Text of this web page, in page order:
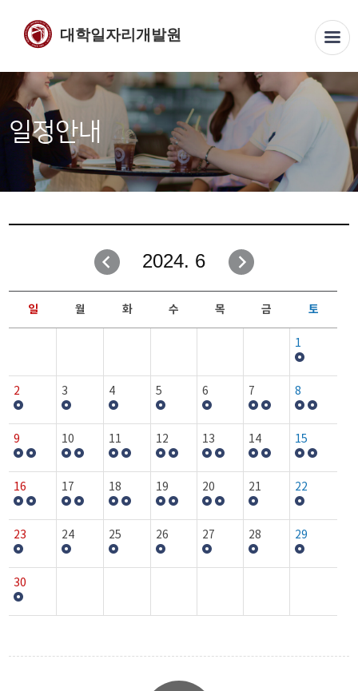
대학일자리개발원
일정안내
2024. 6
일 월 화 수 목 금 토
1
2 3 4 5 6 7 8
9 10 11 12 13 14 15
16 17 18 19 20 21 22
23 24 25 26 27 28 29
30